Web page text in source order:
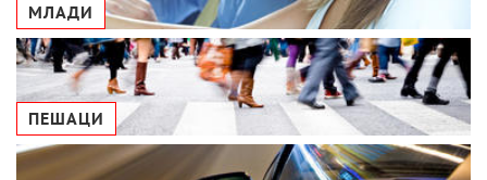
МЛАДИ
ПЕШАЦИ